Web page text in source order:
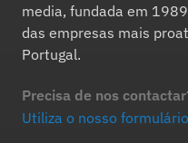
media, fundada em
das empresas mais
Portugal.
Precisa de nos
Utiliza o nosso